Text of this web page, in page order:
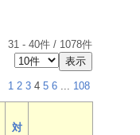
31 - 40件 / 1078件
1 2 3 4 5 6 ... 108
対